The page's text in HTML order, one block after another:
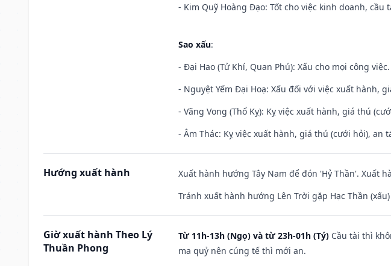
- Kim Quỹ Hoàng Đạo: Tốt cho việc kinh doanh, cầu
Sao xấu:
- Đại Hao (Tử Khí, Quan Phú): Xấu cho mọi công việc.
- Nguyệt Yếm Đại Hoạ: Xấu đối với việc xuất hành,
- Vãng Vong (Thổ Kỵ): Kỵ việc xuất hành, giá thú
- Âm Thác: Kỵ việc xuất hành, giá thú (cưới hỏi), an
Hướng xuất hành
Xuất hành hướng Tây Nam để đón 'Hỷ Thần'. Xuất
Tránh xuất hành hướng Lên Trời gặp Hạc Thần (xấu)
Giờ xuất hành Theo Lý
Thuần Phong
Từ 11h-13h (Ngọ) và từ 23h-01h (Tý) Cầu tài thì
ma quỷ nên cúng tế thì mới an.